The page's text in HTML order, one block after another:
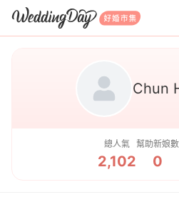
WeddingDay 好
Chun
總人氣
2,102
幫助新娘數
0